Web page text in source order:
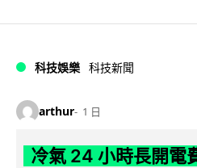
科技娛樂 科技新聞
arthur 1 日
冷氣 24 小時長開電